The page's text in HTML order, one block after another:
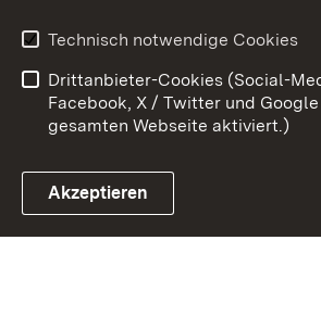
Link zum Landesportal
Barrierefreiheit
Impressum Cookies
Technisch notwendige Cookies
Drittanbieter-Cookies (Social-
Facebook, X / Twitter und
gesamten Webseite aktiviert.)
Akzeptieren